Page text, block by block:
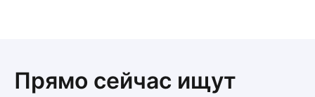
Прямо сейчас ищут